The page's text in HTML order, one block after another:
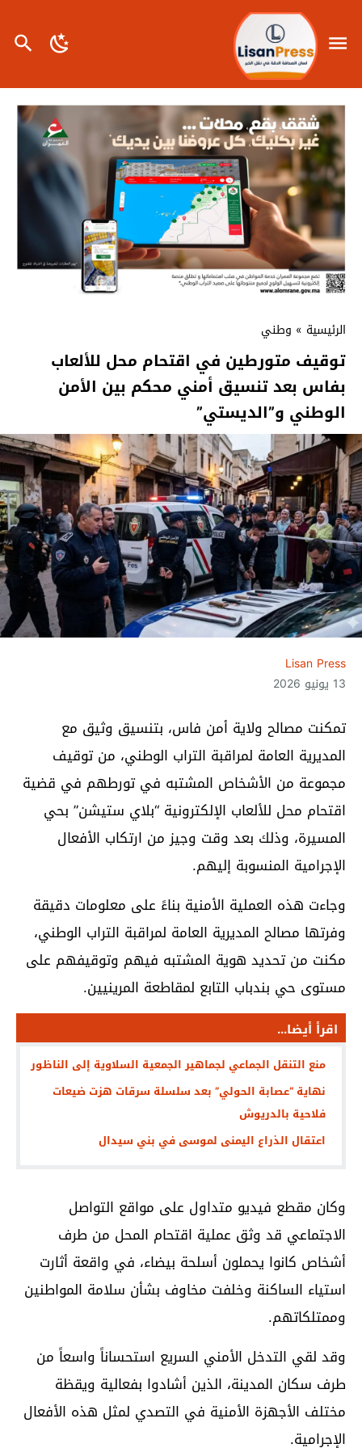
الرئيسية » وطني
توقيف متورطين في اقتحام محل للألعاب
بفاس بعد تنسيق أمني محكم بين الأمن
الوطني و”الديستي”
Lisan Press
13 يونيو 2026
تمكنت مصالح ولاية أمن فاس، بتنسيق وثيق مع
المديرية العامة لمراقبة التراب الوطني، من توقيف
مجموعة من الأشخاص المشتبه في تورطهم في قضية
اقتحام محل للألعاب الإلكترونية “بلاي ستيشن” بحي
المسيرة، وذلك بعد وقت وجيز من ارتكاب الأفعال
الإجرامية المنسوبة إليهم.
وجاءت هذه العملية الأمنية بناءً على معلومات دقيقة
وفرتها مصالح المديرية العامة لمراقبة التراب الوطني،
مكنت من تحديد هوية المشتبه فيهم وتوقيفهم على
مستوى حي بندباب التابع لمقاطعة المرينيين.
اقرأ أيضا...
منع التنقل الجماعي لجماهير الجمعية السلاوية إلى الناظور
نهاية “عصابة الحولي” بعد سلسلة سرقات هزت ضيعات
فلاحية بالدريوش
اعتقال الذراع اليمنى لموسى في بني سيدال
وكان مقطع فيديو متداول على مواقع التواصل
الاجتماعي قد وثق عملية اقتحام المحل من طرف
أشخاص كانوا يحملون أسلحة بيضاء، في واقعة أثارت
استياء الساكنة وخلفت مخاوف بشأن سلامة المواطنين
وممتلكاتهم.
وقد لقي التدخل الأمني السريع استحساناً واسعاً من
طرف سكان المدينة، الذين أشادوا بفعالية ويقظة
مختلف الأجهزة الأمنية في التصدي لمثل هذه الأفعال
الإجرامية.